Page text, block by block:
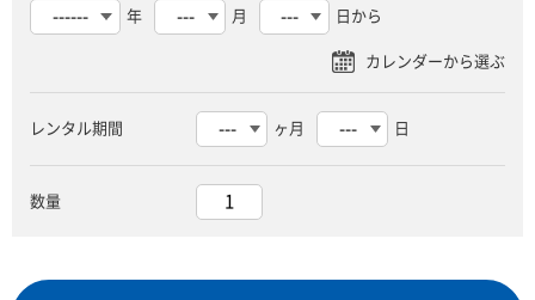
年 月 日から
レンタル期間 ヶ月 日
数量